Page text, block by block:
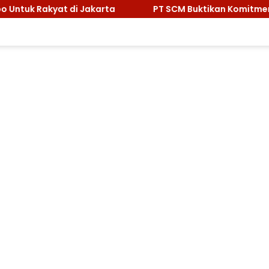
PT SCM Buktikan Komitmen Lingkungan, Sabet